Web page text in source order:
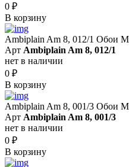
0 ₽
В корзину
Ambiplain Am 8, 012/1 Обои
Арт Ambiplain Am 8, 012/1
нет в наличии
0 ₽
В корзину
Ambiplain Am 8, 001/3 Обои
Арт Ambiplain Am 8, 001/3
нет в наличии
0 ₽
В корзину